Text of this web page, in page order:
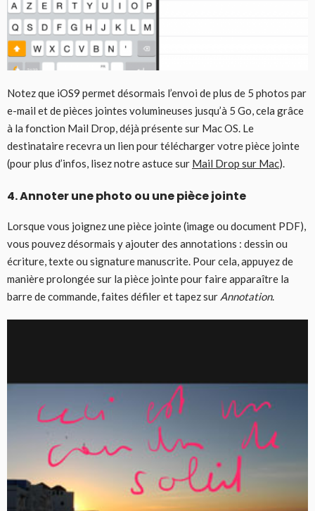
Notez que iOS9 permet désormais l’envoi de plus de 5 photos par
e-mail et de pièces jointes volumineuses jusqu’à 5 Go, cela grâce
à la fonction Mail Drop, déjà présente sur Mac OS. Le
destinataire recevra un lien pour télécharger votre pièce jointe
(pour plus d’infos, lisez notre astuce sur Mail Drop sur Mac).
4. Annoter une photo ou une pièce jointe
Lorsque vous joignez une pièce jointe (image ou document PDF),
vous pouvez désormais y ajouter des annotations : dessin ou
écriture, texte ou signature manuscrite. Pour cela, appuyez de
manière prolongée sur la pièce jointe pour faire apparaître la
barre de commande, faites défiler et tapez sur Annotation.